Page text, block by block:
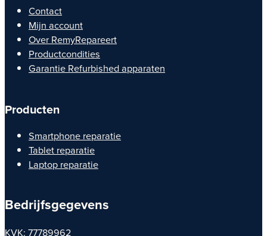
Contact
Mijn account
Over RemyRepareert
Productcondities
Garantie Refurbished apparaten
Producten
Smartphone reparatie
Tablet reparatie
Laptop reparatie
Bedrijfsgegevens
KVK: 77789962